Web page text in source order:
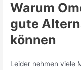
Warum
gute
können
Leider nehmen viele